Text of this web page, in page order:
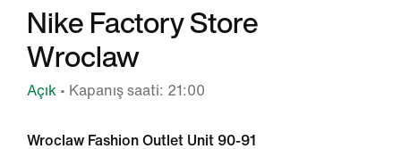
Nike Factory Store
Wroclaw
Açık • Kapanış saati: 21:00
Wroclaw Fashion Outlet Unit 90-91